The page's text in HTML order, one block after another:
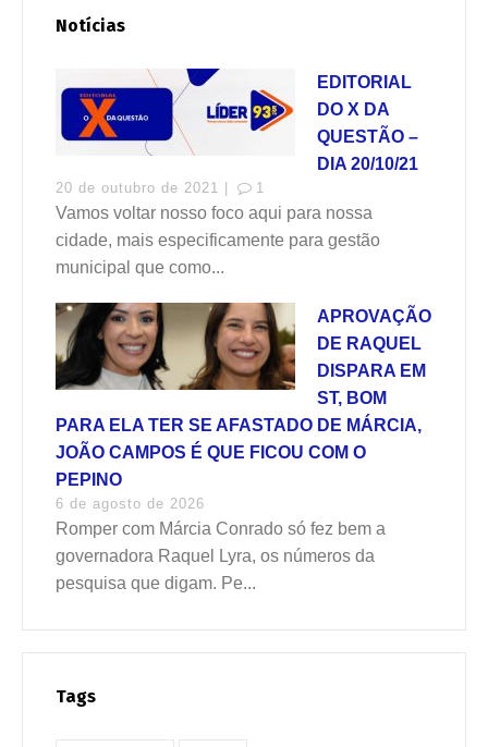
Notícias
EDITORIAL
DO X DA
QUESTÃO –
DIA 20/10/21
20 de outubro de 2021 | 1
Vamos voltar nosso foco aqui para nossa
cidade, mais especificamente para gestão
municipal que como...
APROVAÇÃO
DE RAQUEL
DISPARA EM
ST, BOM
PARA ELA TER SE AFASTADO DE MÁRCIA,
JOÃO CAMPOS É QUE FICOU COM O
PEPINO
6 de agosto de 2026
Romper com Márcia Conrado só fez bem a
governadora Raquel Lyra, os números da
pesquisa que digam. Pe...
Tags